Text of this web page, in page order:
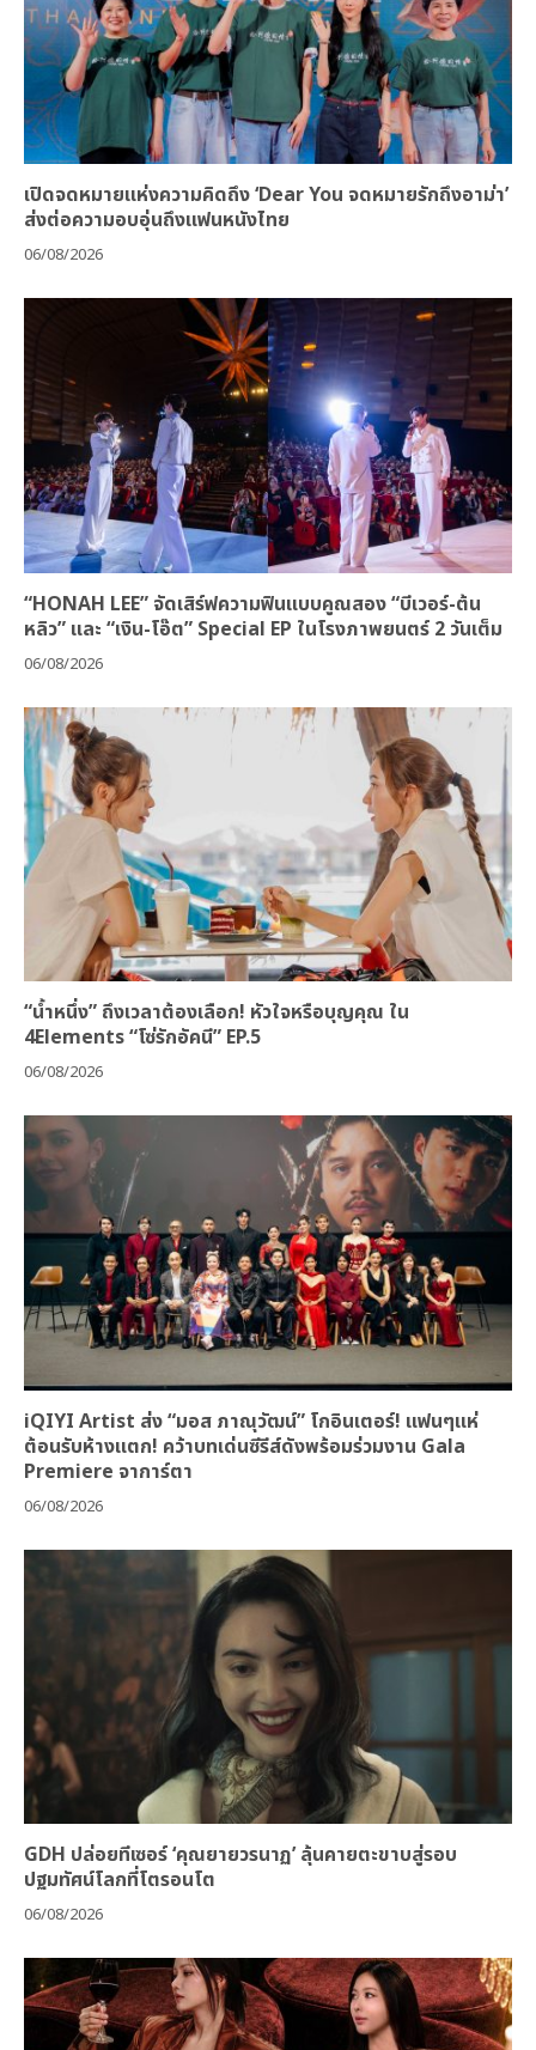
เปิดจดหมายแห่งความคิดถึง ‘Dear You จดหมายรักถึงอาม่า’
ส่งต่อความอบอุ่นถึงแฟนหนังไทย
06/08/2026
“HONAH LEE” จัดเสิร์ฟความฟินแบบคูณสอง “บีเวอร์-ต้น
หลิว” และ “เงิน-โอ๊ต” Special EP ในโรงภาพยนตร์ 2 วันเต็ม
06/08/2026
“น้ำหนึ่ง” ถึงเวลาต้องเลือก! หัวใจหรือบุญคุณ ใน
4Elements “โซ่รักอัคนี” EP.5
06/08/2026
iQIYI Artist ส่ง “มอส ภาณุวัฒน์” โกอินเตอร์! แฟนๆแห่
ต้อนรับห้างแตก! คว้าบทเด่นซีรีส์ดังพร้อมร่วมงาน Gala
Premiere จาการ์ตา
06/08/2026
GDH ปล่อยทีเซอร์ ‘คุณยายวรนาฏ’ ลุ้นคายตะขาบสู่รอบ
ปฐมทัศน์โลกที่โตรอนโต
06/08/2026